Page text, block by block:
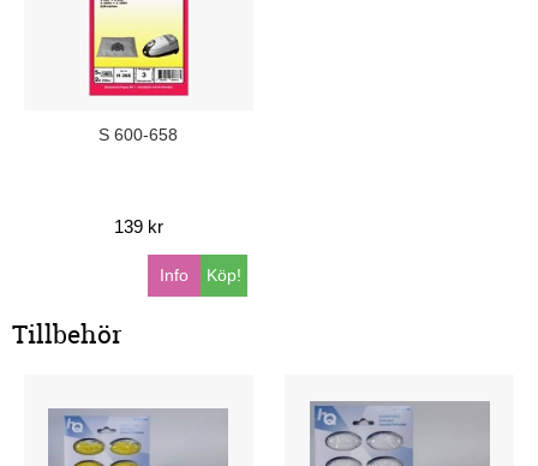
S 600-658
139 kr
Köp!
Info
Tillbehör